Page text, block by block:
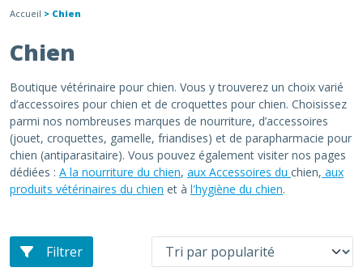
Accueil > Chien
Chien
Boutique vétérinaire pour chien. Vous y trouverez un choix varié
d’accessoires pour chien et de croquettes pour chien. Choisissez
parmi nos nombreuses marques de nourriture, d’accessoires
(jouet, croquettes, gamelle, friandises) et de parapharmacie pour
chien (antiparasitaire). Vous pouvez également visiter nos pages
dédiées : A la nourriture du chien, aux Accessoires du chien, aux
produits vétérinaires du chien et à l'hygiène du chien.
Filtrer